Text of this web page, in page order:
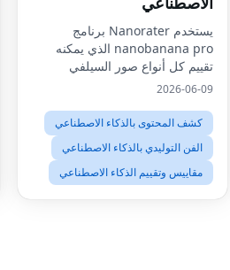
يستخدم Nanorater برنامج
nanobanana pro الذي يمكنه
تقييم كل أنواع صور السيلفي
تقريبًا.قم بإجراء اختبار جاذبية الذكاء
أنا جميلة"، واحصل على تقييم من
nanobanana pro
2026-06-09
كشف المحتوى بالذكاء الاصطناعي
الفن التوليدي بالذكاء الاصطناعي
مقاييس وتقييم الذكاء الاصطناعي